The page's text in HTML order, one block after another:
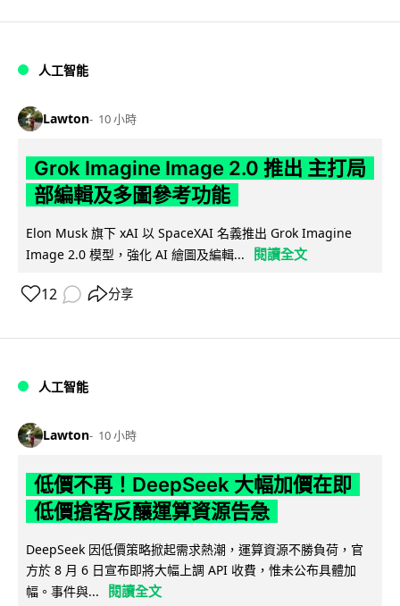
人工智能
Lawton 10 小時
Grok Imagine Image 2.0 推出 主打局
部編輯及多圖參考功能
Elon Musk 旗下 xAI 以 SpaceXAI 名義推出 Grok Imagine
Image 2.0 模型，強化 AI 繪圖及編輯...
閱讀全文
12 分享
人工智能
Lawton 10 小時
低價不再！DeepSeek 大幅加價在即
低價搶客反釀運算資源告急
DeepSeek 因低價策略掀起需求熱潮，運算資源不勝負荷，官
方於 8 月 6 日宣布即將大幅上調 API 收費，惟未公布具體加
幅。事件與...
閱讀全文